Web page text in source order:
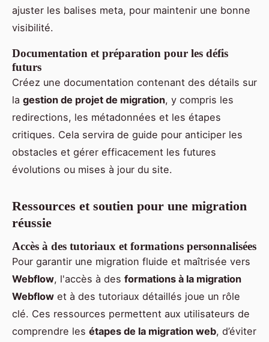
ajuster les balises meta, pour maintenir une bonne
visibilité.
Documentation et préparation pour les défis
futurs
Créez une documentation contenant des détails sur
la gestion de projet de migration, y compris les
redirections, les métadonnées et les étapes
critiques. Cela servira de guide pour anticiper les
obstacles et gérer efficacement les futures
évolutions ou mises à jour du site.
Ressources et soutien pour une migration
réussie
Accès à des tutoriaux et formations personnalisées
Pour garantir une migration fluide et maîtrisée vers
Webflow, l'accès à des formations à la migration
Webflow et à des tutoriaux détaillés joue un rôle
clé. Ces ressources permettent aux utilisateurs de
comprendre les étapes de la migration web, d’éviter